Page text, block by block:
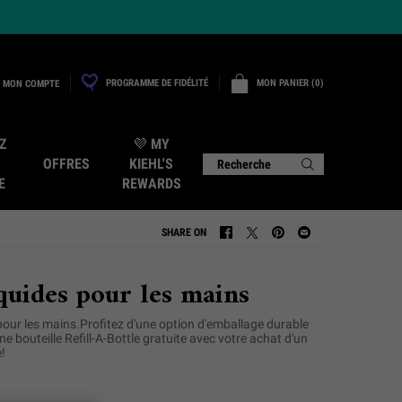
MON COMPTE PROGRAMME DE FIDÉLITÉ MON PANIER 0
0 PRODUCT IN CART
OFFRES
💜 MY
KIEHL'S
REWARDS
Recherche
SHARE ON SHARE ON FACEBOOK
SHARE ON TWITTER
SHARE ON PINTEREST
SHARE ON EMAIL
pour les mains
les mains.Profitez d'une option d'emballage durable
bouteille Refill-A-Bottle gratuite avec votre achat d'un